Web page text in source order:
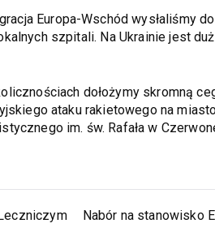
Europa-Wschód wysłaliśmy
szpitali. Na Ukrainie jest
dołożymy skromną
ataku rakietowego na
im. św. Rafała w
Nabór na stanowisko